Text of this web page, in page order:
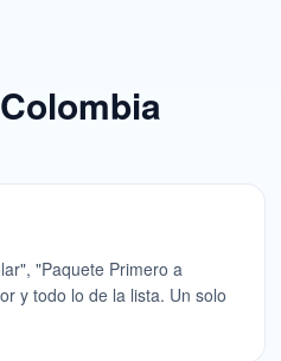
"Paquete Primero a
y todo lo de la lista. Un solo